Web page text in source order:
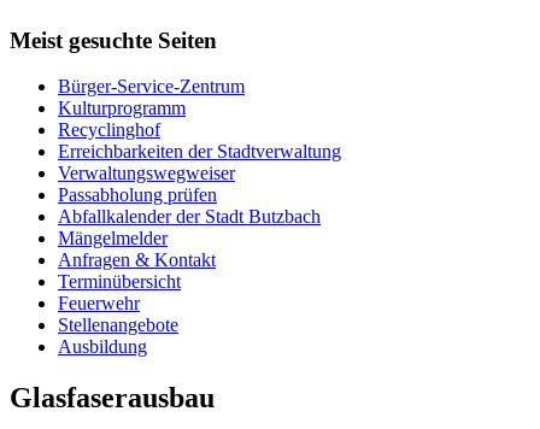
Meist gesuchte Seiten
Bürger-Service-Zentrum
Kulturprogramm
Recyclinghof
Erreichbarkeiten der Stadtverwaltung
Verwaltungswegweiser
Passabholung prüfen
Abfallkalender der Stadt Butzbach
Mängelmelder
Anfragen & Kontakt
Terminübersicht
Feuerwehr
Stellenangebote
Ausbildung
Glasfaserausbau